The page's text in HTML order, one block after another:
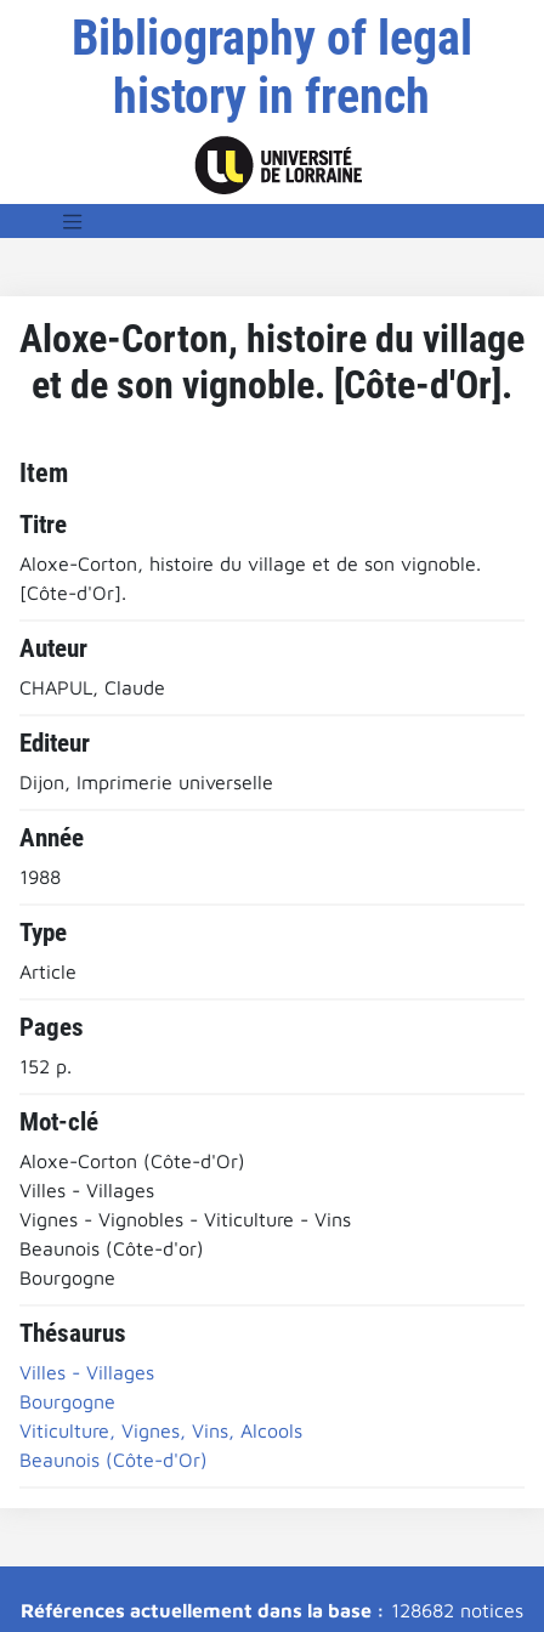
Bibliography of legal
history in french
Aloxe-Corton, histoire du village
et de son vignoble. [Côte-d'Or].
Item
Titre
Aloxe-Corton, histoire du village et de son vignoble.
[Côte-d'Or].
Auteur
CHAPUL, Claude
Editeur
Dijon, Imprimerie universelle
Année
1988
Type
Article
Pages
152 p.
Mot-clé
Aloxe-Corton (Côte-d'Or)
Villes - Villages
Vignes - Vignobles - Viticulture - Vins
Beaunois (Côte-d'or)
Bourgogne
Thésaurus
Villes - Villages
Bourgogne
Viticulture, Vignes, Vins, Alcools
Beaunois (Côte-d'Or)
Références actuellement dans la base : 128682 notices